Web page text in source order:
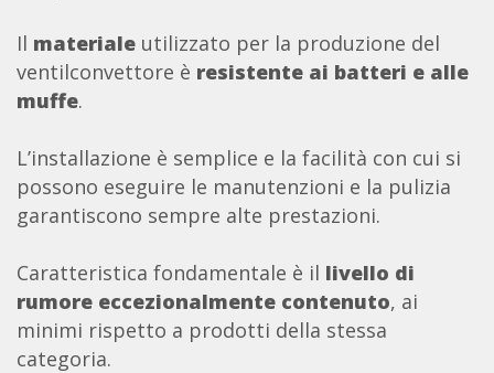
Il materiale utilizzato per la produzione del
ventilconvettore è resistente ai batteri e alle
muffe.
L’installazione è semplice e la facilità con cui si
possono eseguire le manutenzioni e la pulizia
garantiscono sempre alte prestazioni.
Caratteristica fondamentale è il livello di
rumore eccezionalmente contenuto, ai
minimi rispetto a prodotti della stessa
categoria.